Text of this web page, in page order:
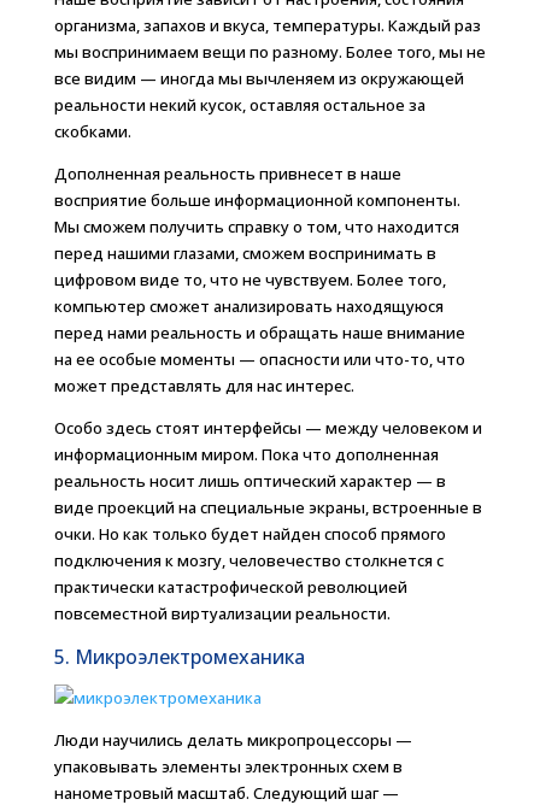
организма, запахов и вкуса, температуры. Каждый раз
мы воспринимаем вещи по разному. Более того, мы не
все видим — иногда мы вычленяем из окружающей
реальности некий кусок, оставляя остальное за
скобками.
Дополненная реальность привнесет в наше
восприятие больше информационной компоненты.
Мы сможем получить справку о том, что находится
перед нашими глазами, сможем воспринимать в
цифровом виде то, что не чувствуем. Более того,
компьютер сможет анализировать находящуюся
перед нами реальность и обращать наше внимание
на ее особые моменты — опасности или что-то, что
может представлять для нас интерес.
Особо здесь стоят интерфейсы — между человеком и
информационным миром. Пока что дополненная
реальность носит лишь оптический характер — в
виде проекций на специальные экраны, встроенные в
очки. Но как только будет найден способ прямого
подключения к мозгу, человечество столкнется с
практически катастрофической революцией
повсеместной виртуализации реальности.
5. Микроэлектромеханика
Люди научились делать микропроцессоры —
упаковывать элементы электронных схем в
нанометровый масштаб. Следующий шаг —